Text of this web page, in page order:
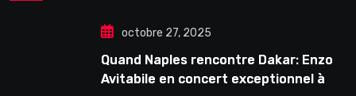
octobre 27, 2025
Quand Naples rencontre Dakar: Enzo
Avitabile en concert exceptionnel à